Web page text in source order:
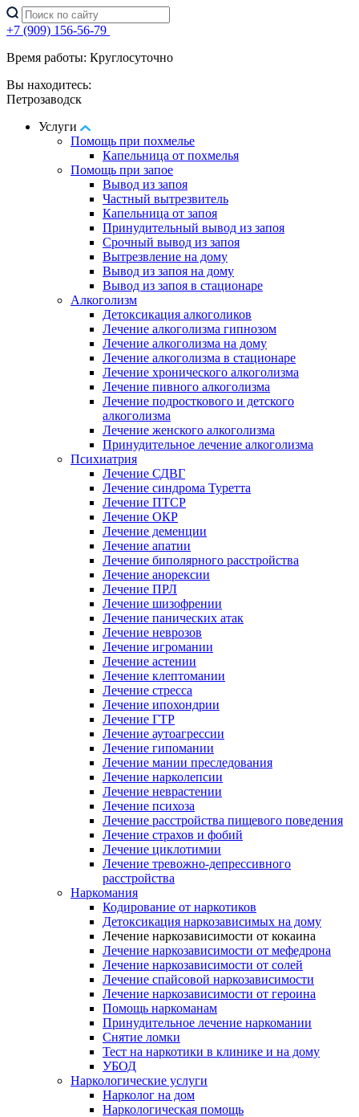
+7 (909) 156-56-79
Время работы: Круглосуточно
Вы находитесь:
Петрозаводск
Услуги
Помощь при похмелье
Капельница от похмелья
Помощь при запое
Вывод из запоя
Частный вытрезвитель
Капельница от запоя
Принудительный вывод из запоя
Срочный вывод из запоя
Вытрезвление на дому
Вывод из запоя на дому
Вывод из запоя в стационаре
Алкоголизм
Детоксикация алкоголиков
Лечение алкоголизма гипнозом
Лечение алкоголизма на дому
Лечение алкоголизма в стационаре
Лечение хронического алкоголизма
Лечение пивного алкоголизма
Лечение подросткового и детского
алкоголизма
Лечение женского алкоголизма
Принудительное лечение алкоголизма
Психиатрия
Лечение СДВГ
Лечение синдрома Туретта
Лечение ПТСР
Лечение ОКР
Лечение деменции
Лечение апатии
Лечение биполярного расстройства
Лечение анорексии
Лечение ПРЛ
Лечение шизофрении
Лечение панических атак
Лечение неврозов
Лечение игромании
Лечение астении
Лечение клептомании
Лечение стресса
Лечение ипохондрии
Лечение ГТР
Лечение аутоагрессии
Лечение гипомании
Лечение мании преследования
Лечение нарколепсии
Лечение неврастении
Лечение психоза
Лечение расстройства пищевого поведения
Лечение страхов и фобий
Лечение циклотимии
Лечение тревожно-депрессивного
расстройства
Наркомания
Кодирование от наркотиков
Детоксикация наркозависимых на дому
Лечение наркозависимости от кокаина
Лечение наркозависимости от мефедрона
Лечение наркозависимости от солей
Лечение спайсовой наркозависимости
Лечение наркозависимости от героина
Помощь наркоманам
Принудительное лечение наркомании
Снятие ломки
Тест на наркотики в клинике и на дому
УБОД
Наркологические услуги
Нарколог на дом
Наркологическая помощь